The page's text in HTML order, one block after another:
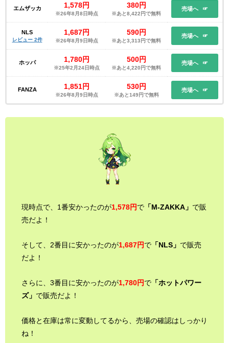
エムザッカ 1,578円
※26年8月8日時点
380円
※あと8,422円で無料
売場へ
NLS
レビュー 2件
1,687円
※26年8月9日時点
590円
※あと3,313円で無料
売場へ
ホッパ 1,780円
※25年2月24日時点
500円
※あと4,220円で無料
売場へ
FANZA 1,851円
※26年8月9日時点
530円
※あと149円で無料
売場へ
現時点で、1番安かったのが1,578円で 「M-ZAKKA」 で販
売だよ！
そして、2番目に安かったのが1,687円で 「NLS」 で販売
だよ！
さらに、3番目に安かったのが1,780円で 「ホットパワー
ズ」 で販売だよ！
価格と在庫は常に変動してるから、売場の確認はしっかり
ね！